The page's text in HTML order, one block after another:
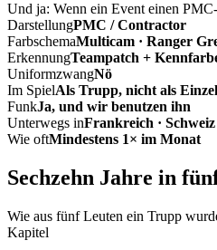
Und ja: Wenn ein Event einen
DarstellungPMC / Contractor
FarbschemaMulticam · Ranger
ErkennungTeampatch +
UniformzwangNö
Im SpielAls Trupp, nicht als
FunkJa, und wir benutzen ihn
Unterwegs inFrankreich · Schweiz
Wie oftMindestens 1× im Monat
Sechzehn Jahre in
Wie aus fünf Leuten ein Trupp
Kapitel